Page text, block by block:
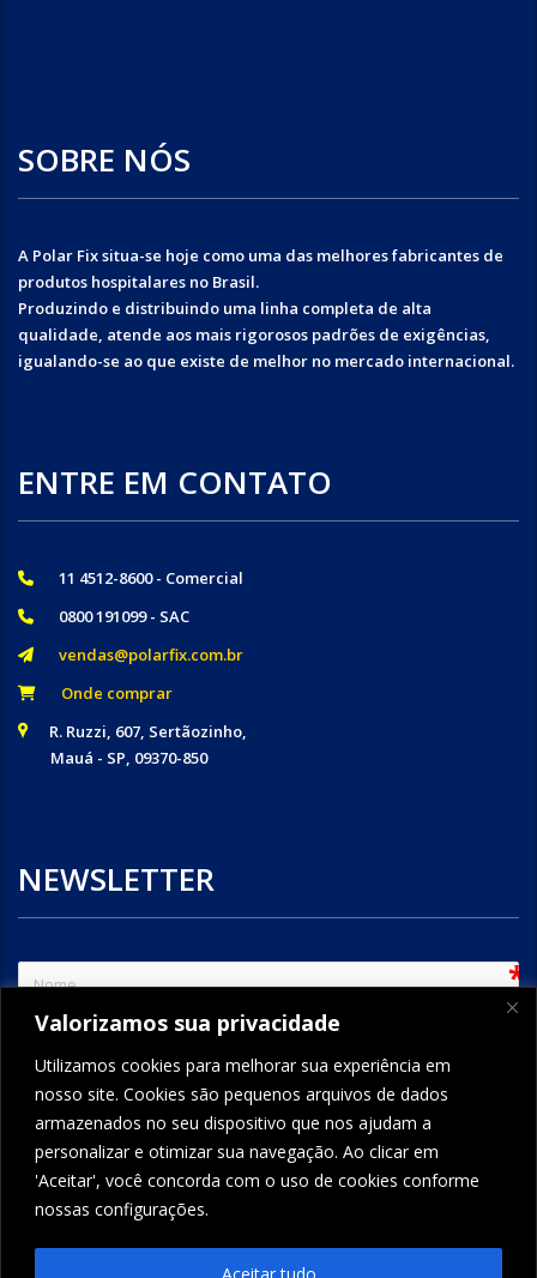
Valorizamos sua privacidade
Utilizamos cookies para melhorar sua experiência em
nosso site. Cookies são pequenos arquivos de dados
armazenados no seu dispositivo que nos ajudam a
personalizar e otimizar sua navegação. Ao clicar em
'Aceitar', você concorda com o uso de cookies conforme
nossas configurações.
Aceitar tudo
SOBRE NÓS
A Polar Fix situa-se hoje como uma das melhores fabricantes de
produtos hospitalares no Brasil.
Produzindo e distribuindo uma linha completa de alta
qualidade, atende aos mais rigorosos padrões de exigências,
igualando-se ao que existe de melhor no mercado internacional.
ENTRE EM CONTATO
11 4512-8600 - Comercial
0800 191099 - SAC
vendas@polarfix.com.br
Onde comprar
R. Ruzzi, 607, Sertãozinho,
Mauá - SP, 09370-850
NEWSLETTER
FORMCRAFT - WORDPRESS FORM BUILDER